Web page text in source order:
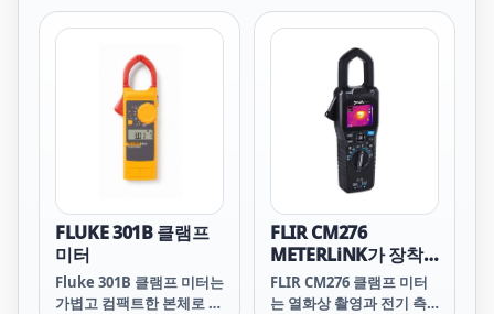
rms AC/DC Clamp
Meter with iFlex
다. 가늘고 얇은 턱(Jaw)은
조밀한 와이어 사이를 쉽게
측정할 수 있습니다. Fluke
301C는 전류, 전압, 저항,
연속성, 주파수(전압 및 전
류), 커패시턴스, 다이오드
등을 테스트합니다. 이를
통해 더 많은 테스트 요구
사항을 처리할 수 있습니
다. True-rms 기능을 사용
하면 주파수 변조 신호와
같은 비선형 신호를 보다
정확하게 테스트할 수 있습
니다.
FLUKE 301B 클램프
미터
Fluke 301B 클램프 미터는
가볍고 컴팩트한 본체로 포
FLIR CM276
METERLiNK가 장착
된 클램프 미터 및 열
화상 카메라
FLIR CM276 클램프 미터
는 열화상 촬영과 전기 측